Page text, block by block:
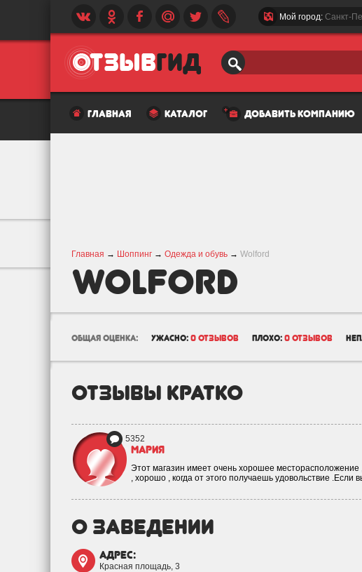
Мой город: Санкт-
главная каталог добавить компанию
Главная → Шоппинг → Одежда и обувь → Wolford
Wolford
общая оценка: ужасно: 0 отзывов плохо: 0 отзывов
отзывы кратко
5352
Мария
Этот магазин имеет очень хорошее
, хорошо , когда от этого получаешь удовольствие .Если
о заведении
адрес:
Красная площадь, 3